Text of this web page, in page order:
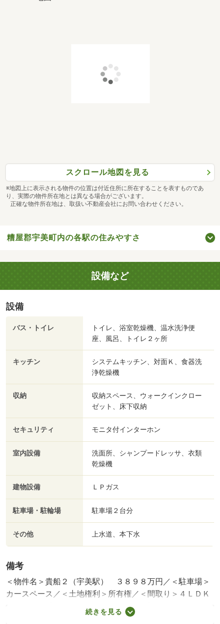
スクロール地図を見る
※地図上に表示される物件の位置は付近住所に所在することを表すものであ
り、実際の物件所在地とは異なる場合がございます。
正確な物件所在地は、取扱い不動産会社にお問い合わせください。
糟屋郡宇美町内の各駅の住みやすさ
設備など
設備
バス・トイレ
トイレ、浴室乾燥機、温水洗浄便
座、風呂、トイレ２ヶ所
キッチン
システムキッチン、対面Ｋ、食器洗
浄乾燥機
収納
収納スペース、ウォークインクロー
ゼット、床下収納
セキュリティ モニタ付インターホン
室内設備
洗面所、シャンプードレッサ、衣類
乾燥機
建物設備 ＬＰガス
駐車場・駐輪場 駐車場２台分
その他 上水道、本下水
備考
＜物件名＞貴船２（宇美駅） ３８９８万円／＜駐車場＞
カースペース／＜土地権利＞所有権／＜間取り＞４ＬＤＫ
／＜特徴＞【２０２６年は家賃、卒業。】＼即日見学可
／、年内引渡可・駐車２台可・土地５０坪以上・ＬＤＫ１
続きを見る